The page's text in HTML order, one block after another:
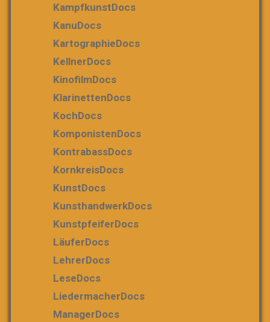
KampfkunstDocs
KanuDocs
KartographieDocs
KellnerDocs
KinofilmDocs
KlarinettenDocs
KochDocs
KomponistenDocs
KontrabassDocs
KornkreisDocs
KunstDocs
KunsthandwerkDocs
KunstpfeiferDocs
LäuferDocs
LehrerDocs
LeseDocs
LiedermacherDocs
ManagerDocs